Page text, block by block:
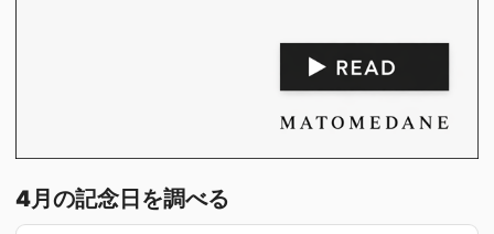
4月の記念日を調べる